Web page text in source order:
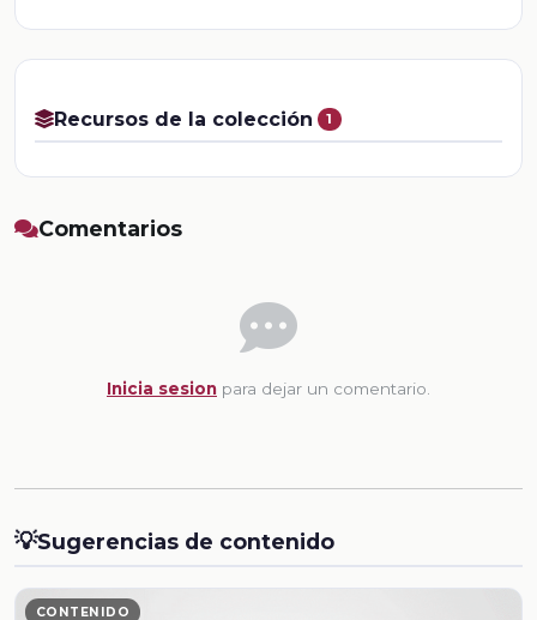
Recursos de la colección 1
Comentarios
Inicia sesion para dejar un comentario.
💡Sugerencias de contenido
CONTENIDO